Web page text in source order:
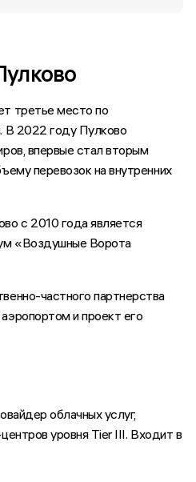
третье место по
В 2022 году Пулково
впервые стал вторым
перевозок на внутренних
с 2010 года является
«Воздушные Ворота
частного партнерства
и проект его
облачных услуг,
уровня Tier III. Входит в